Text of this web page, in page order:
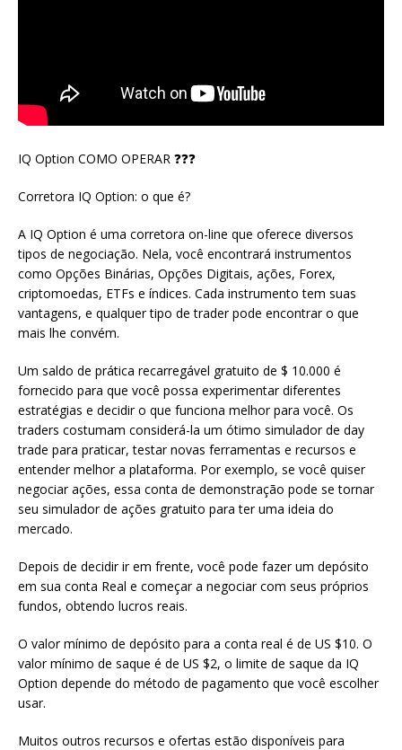
IQ Option COMO OPERAR ❓❓❓
Corretora IQ Option: o que é?
A IQ Option é uma corretora on-line que oferece diversos
tipos de negociação. Nela, você encontrará instrumentos
como Opções Binárias, Opções Digitais, ações, Forex,
criptomoedas, ETFs e índices. Cada instrumento tem suas
vantagens, e qualquer tipo de trader pode encontrar o que
mais lhe convém.
Um saldo de prática recarregável gratuito de $ 10.000 é
fornecido para que você possa experimentar diferentes
estratégias e decidir o que funciona melhor para você. Os
traders costumam considerá-la um ótimo simulador de day
trade para praticar, testar novas ferramentas e recursos e
entender melhor a plataforma. Por exemplo, se você quiser
negociar ações, essa conta de demonstração pode se tornar
seu simulador de ações gratuito para ter uma ideia do
mercado.
Depois de decidir ir em frente, você pode fazer um depósito
em sua conta Real e começar a negociar com seus próprios
fundos, obtendo lucros reais.
O valor mínimo de depósito para a conta real é de US $10. O
valor mínimo de saque é de US $2, o limite de saque da IQ
Option depende do método de pagamento que você escolher
usar.
Muitos outros recursos e ofertas estão disponíveis para